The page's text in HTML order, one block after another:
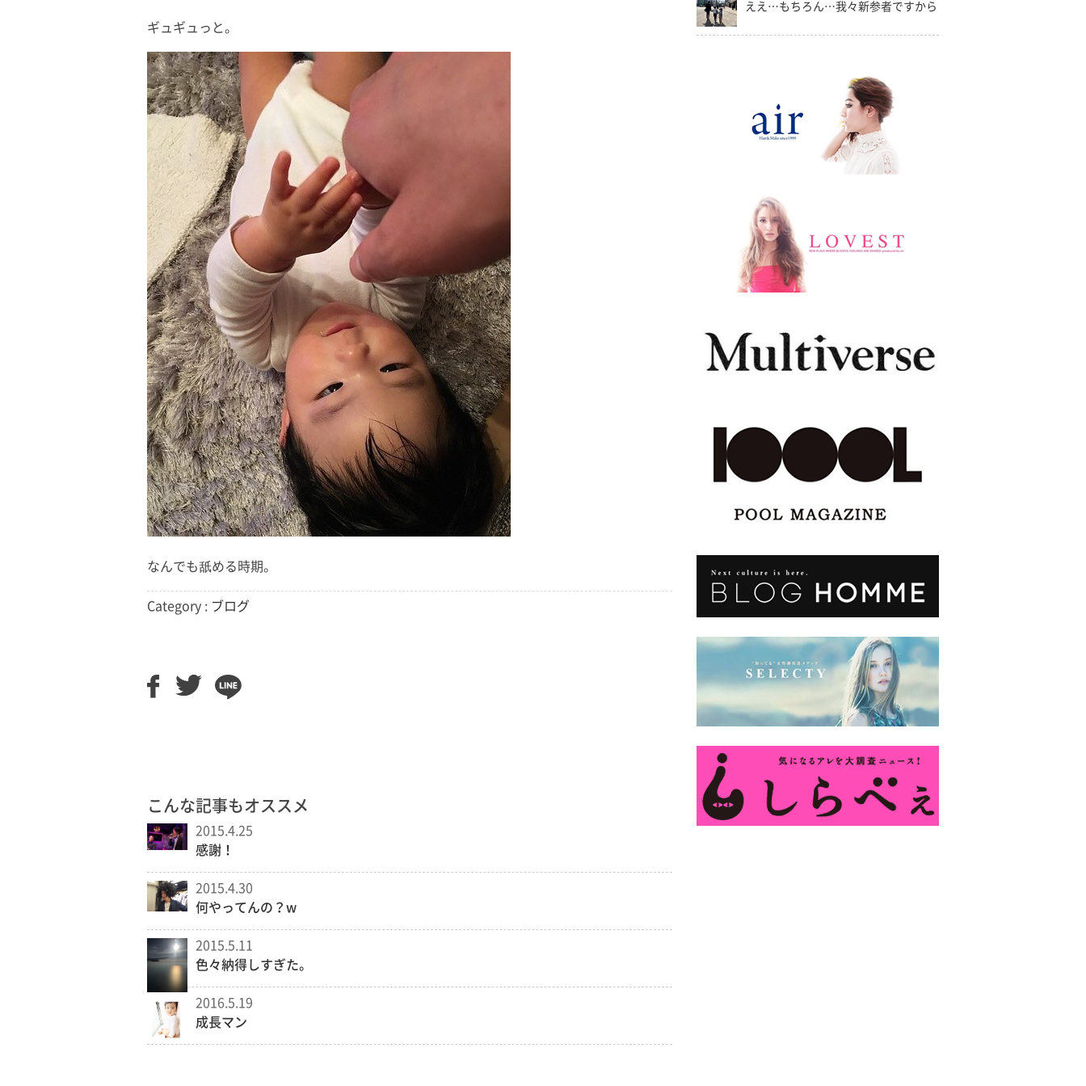
ギュギュっと。
なんでも舐める時期。
Category : ブログ
こんな記事もオススメ
2015.4.25
感謝！
2015.4.30
何やってんの？w
2015.5.11
色々納得しすぎた。
2016.5.19
成長マン
ええ…もちろん…我々新参者ですから